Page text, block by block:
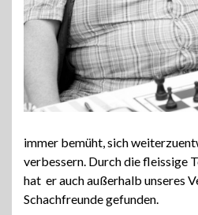
immer bemüht, sich
verbessern. Durch die fleissige
hat er auch außerhalb unseres
Schachfreunde gefunden.